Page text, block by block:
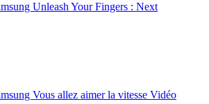
Unleash Your Fingers : Next
Vous allez aimer la vitesse Vidéo